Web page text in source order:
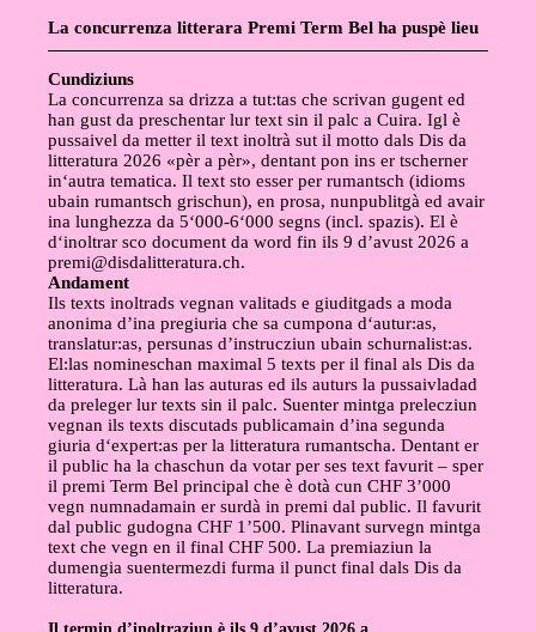
La concurrenza litterara Premi Term Bel ha puspè lieu
Cundiziuns
La concurrenza sa drizza a tut:tas che scrivan gugent ed
han gust da preschentar lur text sin il palc a Cuira. Igl è
pussaivel da metter il text inoltrà sut il motto dals Dis da
litteratura 2026 «pèr a pèr», dentant pon ins er tscherner
in‘autra tematica. Il text sto esser per rumantsch (idioms
ubain rumantsch grischun), en prosa, nunpublitgà ed avair
ina lunghezza da 5‘000-6‘000 segns (incl. spazis). El è
d‘inoltrar sco document da word fin ils 9 d’avust 2026 a
premi@disdalitteratura.ch.
Andament
Ils texts inoltrads vegnan valitads e giuditgads a moda
anonima d’ina pregiuria che sa cumpona d‘autur:as,
translatur:as, persunas d’instrucziun ubain schurnalist:as.
El:las nomineschan maximal 5 texts per il final als Dis da
litteratura. Là han las auturas ed ils auturs la pussaivladad
da preleger lur texts sin il palc. Suenter mintga prelecziun
vegnan ils texts discutads publicamain d’ina segunda
giuria d‘expert:as per la litteratura rumantscha. Dentant er
il public ha la chaschun da votar per ses text favurit – sper
il premi Term Bel principal che è dotà cun CHF 3’000
vegn numnadamain er surdà in premi dal public. Il favurit
dal public gudogna CHF 1’500. Plinavant survegn mintga
text che vegn en il final CHF 500. La premiaziun la
dumengia suentermezdi furma il punct final dals Dis da
litteratura.
Il termin d’inoltraziun è ils 9 d’avust 2026 a